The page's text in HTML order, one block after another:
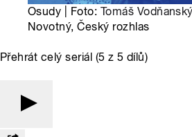
Osudy | Foto: Tomáš Vodňanský
Novotný, Český rozhlas
Přehrát celý seriál (5 z 5 dílů)